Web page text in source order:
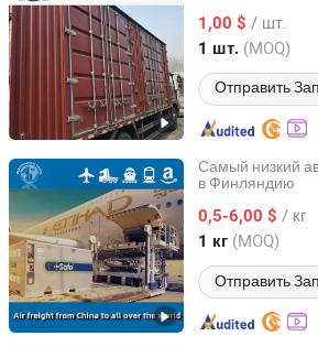
1,00 $ / шт.
1 шт. (MOQ)
Отправить
Guangdong, China с 2026
Самый низкий
в Финляндию
0,5-6,00 $ / кг
1 кг (MOQ)
Отправить
Shenzhen Best Service(BSW)
LTD
Guangdong, China с